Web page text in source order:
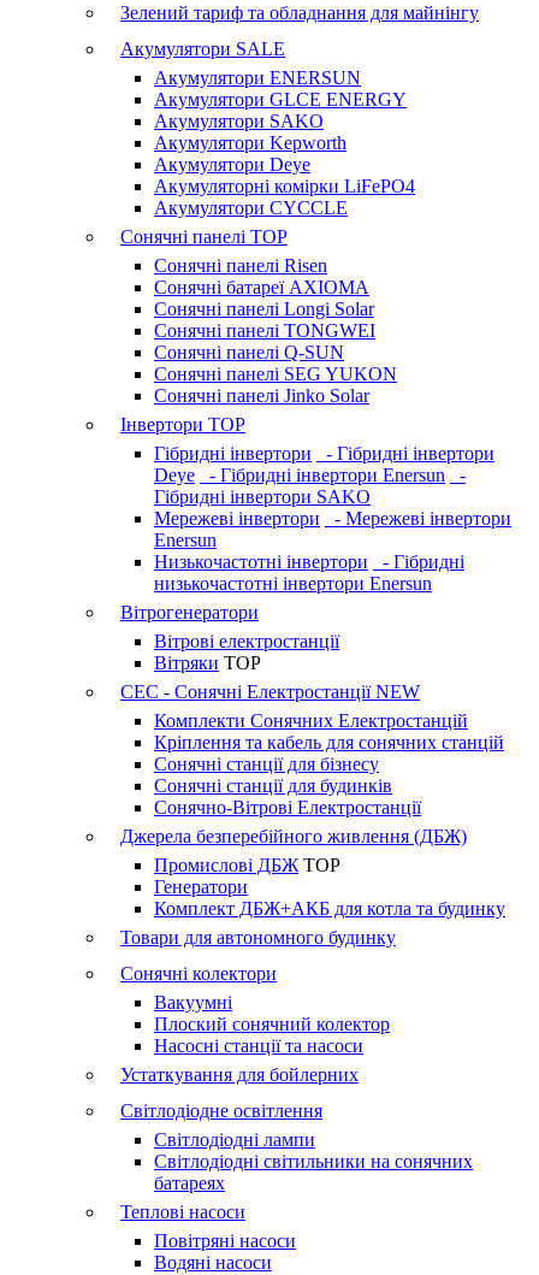
Зелений тариф та обладнання для майнінгу
Акумулятори SALE
Акумулятори ENERSUN
Акумулятори GLCE ENERGY
Акумулятори SAKO
Акумулятори Kepworth
Акумулятори Deye
Акумуляторні комірки LiFePO4
Акумулятори CYCCLE
Сонячні панелі TOP
Сонячні панелі Risen
Сонячні батареї AXIOMA
Сонячні панелі Longi Solar
Сонячні панелі TONGWEI
Сонячні панелі Q-SUN
Сонячні панелі SEG YUKON
Сонячні панелі Jinko Solar
Інвертори TOP
Гібридні інвертори
- Гібридні інвертори
Deye
- Гібридні інвертори Enersun
-
Гібридні інвертори SAKO
Мережеві інвертори
- Мережеві інвертори
Enersun
Низькочастотні інвертори
- Гібридні
низькочастотні інвертори Enersun
Вітрогенератори
Вітрові електростанції
Вітряки TOP
СЕС - Сонячні Електростанції NEW
Комплекти Сонячних Електростанцій
Кріплення та кабель для сонячних станцій
Сонячні станції для бізнесу
Сонячні станції для будинків
Сонячно-Вітрові Електростанції
Джерела безперебійного живлення (ДБЖ)
Промислові ДБЖ TOP
Генератори
Комплект ДБЖ+АКБ для котла та будинку
Товари для автономного будинку
Сонячні колектори
Вакуумні
Плоский сонячний колектор
Насосні станції та насоси
Устаткування для бойлерних
Світлодіодне освітлення
Світлодіодні лампи
Світлодіодні світильники на сонячних
батареях
Теплові насоси
Повітряні насоси
Водяні насоси